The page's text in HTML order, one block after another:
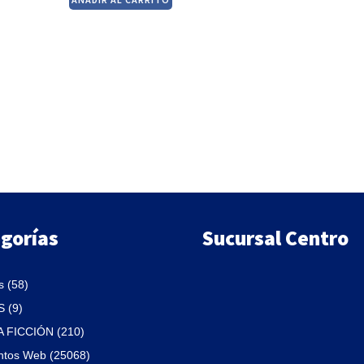
original
actual
(58)
(9)
FICCIÓN (210)
Web (25068)
Sucursal Centro